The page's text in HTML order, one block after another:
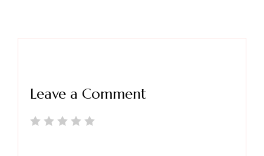
Leave a Comment